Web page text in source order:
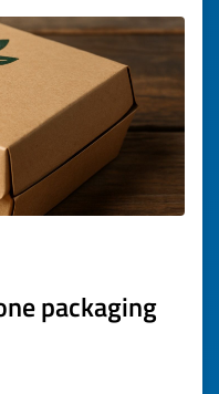
packaging